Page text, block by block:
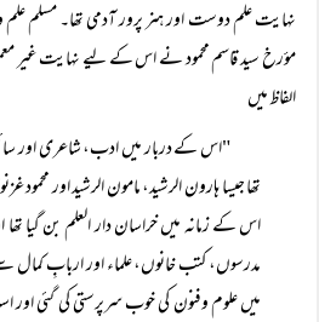
نہایت علم دوست اور ہنر پرور آدمی تھا۔ مسلم
مؤرخ سید قاسم محمود نے اس کے لیے نہایت غیر
الفاظ میں
"اس کے دربار میں ادب، شاعری اور
تھا جیسا ہارون الرشید، مامون الرشید اور
اس کے زمانہ میں خراسان دار العلم بن
مدرسوں، کتب خانوں، علماء اور اربابِ
میں علوم وفنون کی خوب سرپرستی کی گئی اور